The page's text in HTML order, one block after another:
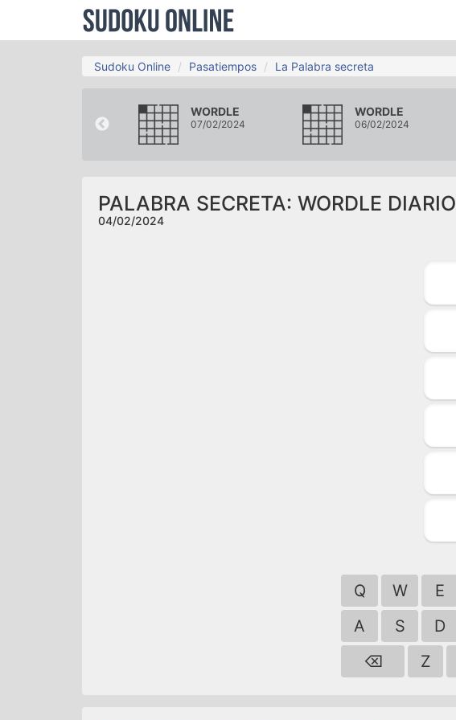
Sudoku Online Pasatiempos La Palabra secreta
WORDLE
07/02/2024
WORDLE
06/02/2024
PALABRA SECRETA: WORDLE DIARIO
04/02/2024
Q W E
A
S D
⌫
Z